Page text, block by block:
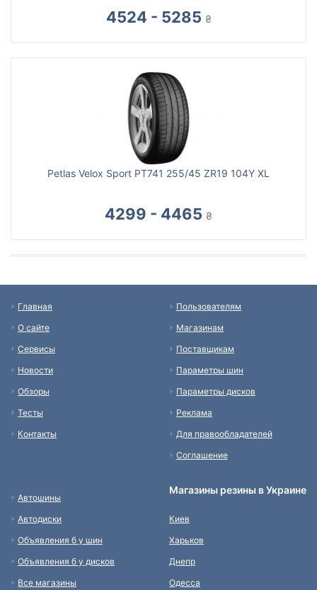
4524 - 5285 ₴
Petlas Velox Sport PT741 255/45 ZR19 104Y XL
4299 - 4465 ₴
Главная
О сайте
Сервисы
Новости
Обзоры
Тесты
Контакты
Пользователям
Магазинам
Поставщикам
Параметры шин
Параметры дисков
Реклама
Для правообладателей
Соглашение
Автошины
Автодиски
Объявления б у шин
Объявления б у дисков
Все магазины
Магазины резины в Украине
Киев
Харьков
Днепр
Одесса